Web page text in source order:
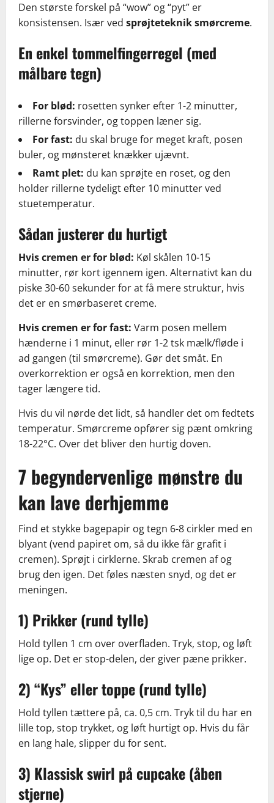
Den største forskel på “wow” og “pyt” er
konsistensen. Især ved sprøjteteknik smørcreme.
En enkel tommelfingerregel (med
målbare tegn)
For blød: rosetten synker efter 1-2 minutter,
rillerne forsvinder, og toppen læner sig.
For fast: du skal bruge for meget kraft, posen
buler, og mønsteret knækker ujævnt.
Ramt plet: du kan sprøjte en roset, og den
holder rillerne tydeligt efter 10 minutter ved
stuetemperatur.
Sådan justerer du hurtigt
Hvis cremen er for blød: Køl skålen 10-15
minutter, rør kort igennem igen. Alternativt kan du
piske 30-60 sekunder for at få mere struktur, hvis
det er en smørbaseret creme.
Hvis cremen er for fast: Varm posen mellem
hænderne i 1 minut, eller rør 1-2 tsk mælk/fløde i
ad gangen (til smørcreme). Gør det småt. En
overkorrektion er også en korrektion, men den
tager længere tid.
Hvis du vil nørde det lidt, så handler det om fedtets
temperatur. Smørcreme opfører sig pænt omkring
18-22°C. Over det bliver den hurtig doven.
7 begyndervenlige mønstre du
kan lave derhjemme
Find et stykke bagepapir og tegn 6-8 cirkler med en
blyant (vend papiret om, så du ikke får grafit i
cremen). Sprøjt i cirklerne. Skrab cremen af og
brug den igen. Det føles næsten snyd, og det er
meningen.
1) Prikker (rund tylle)
Hold tyllen 1 cm over overfladen. Tryk, stop, og løft
lige op. Det er stop-delen, der giver pæne prikker.
2) “Kys” eller toppe (rund tylle)
Hold tyllen tættere på, ca. 0,5 cm. Tryk til du har en
lille top, stop trykket, og løft hurtigt op. Hvis du får
en lang hale, slipper du for sent.
3) Klassisk swirl på cupcake (åben
stjerne)